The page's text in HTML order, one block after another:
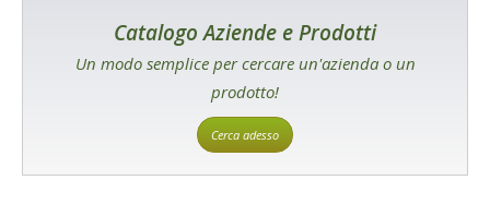
Catalogo Aziende e Prodotti
Un modo semplice per cercare un'azienda o un
prodotto!
Cerca adesso